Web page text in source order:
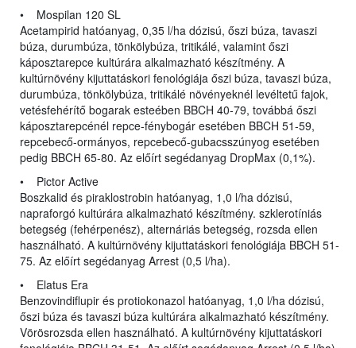
• Mospilan 120 SL
Acetampirid hatóanyag, 0,35 l/ha dózisú, őszi búza, tavaszi
búza, durumbúza, tönkölybúza, tritikálé, valamint őszi
káposztarepce kultúrára alkalmazható készítmény. A
kultúrnövény kijuttatáskori fenológiája őszi búza, tavaszi búza,
durumbúza, tönkölybúza, tritikálé növényeknél levéltetű fajok,
vetésfehérítő bogarak esteében BBCH 40-79, továbbá őszi
káposztarepcénél repce-fénybogár esetében BBCH 51-59,
repcebecő-ormányos, repcebecő-gubacsszúnyog esetében
pedig BBCH 65-80. Az előírt segédanyag DropMax (0,1%).
• Pictor Active
Boszkalid és piraklostrobin hatóanyag, 1,0 l/ha dózisú,
napraforgó kultúrára alkalmazható készítmény. szklerotíniás
betegség (fehérpenész), alternáriás betegség, rozsda ellen
használható. A kultúrnövény kijuttatáskori fenológiája BBCH 51-
75. Az előírt segédanyag Arrest (0,5 l/ha).
• Elatus Era
Benzovindiflupir és protiokonazol hatóanyag, 1,0 l/ha dózisú,
őszi búza és tavaszi búza kultúrára alkalmazható készítmény.
Vörösrozsda ellen használható. A kultúrnövény kijuttatáskori